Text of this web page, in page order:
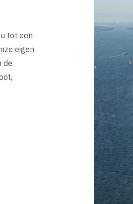
tot een
eigen
de